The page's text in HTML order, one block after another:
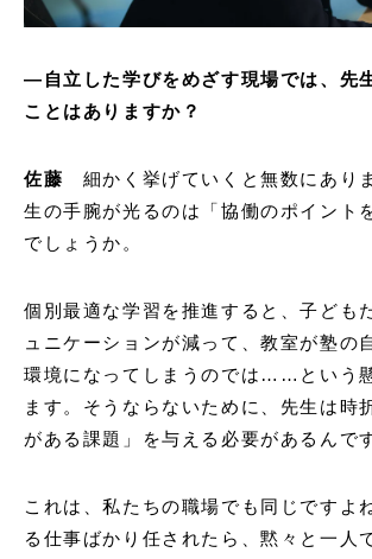
― 自立した学びをめざす現場では、先
ことはありますか？
佐藤
細かく挙げていくと無数にあり
生の手腕が光るのは「協働のポイント
でしょうか。
個別最適な学習を推進すると、子ども
ュニケーションが減って、教室が塾の
環境になってしまうのでは……という
ます。そうならないために、先生は時
がある課題」を与える必要があるんで
これは、私たちの職場でも同じですよ
る仕事ばかり任されたら、黙々と一人